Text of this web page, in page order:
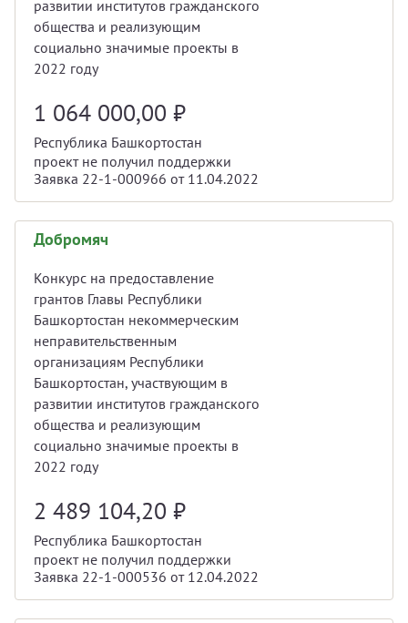
развитии институтов гражданского
общества и реализующим
социально значимые проекты в
2022 году
1 064 000,00 ₽
Республика Башкортостан
проект не получил поддержки
Заявка 22-1-000966 от 11.04.2022
Добромяч
Конкурс на предоставление
грантов Главы Республики
Башкортостан некоммерческим
неправительственным
организациям Республики
Башкортостан, участвующим в
развитии институтов гражданского
общества и реализующим
социально значимые проекты в
2022 году
2 489 104,20 ₽
Республика Башкортостан
проект не получил поддержки
Заявка 22-1-000536 от 12.04.2022